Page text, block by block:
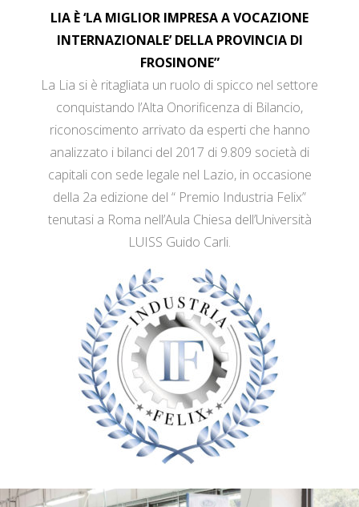
LIA È ‘LA MIGLIOR IMPRESA A VOCAZIONE
INTERNAZIONALE’ DELLA PROVINCIA DI
FROSINONE”
La Lia si è ritagliata un ruolo di spicco nel settore
conquistando l’Alta Onorificenza di Bilancio,
riconoscimento arrivato da esperti che hanno
analizzato i bilanci del 2017 di 9.809 società di
capitali con sede legale nel Lazio, in occasione
della 2a edizione del “ Premio Industria Felix”
tenutasi a Roma nell’Aula Chiesa dell’Università
LUISS Guido Carli.